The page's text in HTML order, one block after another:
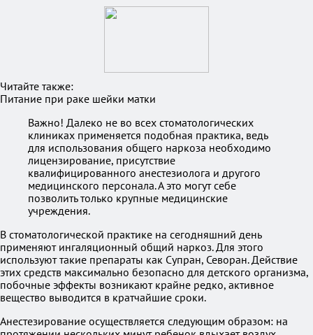
Читайте также:
Питание при раке шейки матки
Важно! Далеко не во всех стоматологических
клиниках применяется подобная практика, ведь
для использования общего наркоза необходимо
лицензирование, присутствие
квалифицированного анестезиолога и другого
медицинского персонала. А это могут себе
позволить только крупные медицинские
учреждения.
В стоматологической практике на сегодняшний день
применяют ингаляционный общий наркоз. Для этого
используют такие препараты как Супран, Севоран. Действие
этих средств максимально безопасно для детского организма,
побочные эффекты возникают крайне редко, активное
вещество выводится в кратчайшие сроки.
Анестезирование осуществляется следующим образом: на